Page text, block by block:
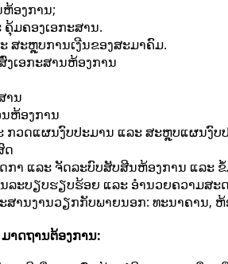
ອງການ;
ຄຸ້ມຄອງເອກະສານ.
ສະຫຼຸບການເງີນຂອງສະມາຄົມ.
ງເອກະສານຫ້ອງການ
ານ
ຫ້ອງການ
ກວດແຜນງົບປະມານ ແລະ ສະຫຼຸບແຜນງົບ
ດ
ກາ ແລະ ຈັດລະບົບສັບສີນຫ້ອງການ ແລະ
ນລະບຽບຮຽບຮ້ອຍ ແລະ ອຳນວຍຄວາມສະ
ສານງານວຽກກັບພາຍນອກ: ທະນາຄານ,
ມາດຖານຕ້ອງການ: